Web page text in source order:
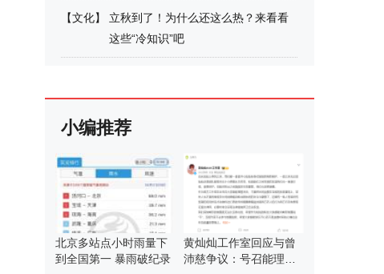
【文化】
立秋到了！为什么还这么热？来看看
这些“冷知识”吧
小编推荐
北京多站点小时雨量下
到全国第一 暴雨破纪录
黄灿灿工作室回应与曾
沛慈争议：号召能理智